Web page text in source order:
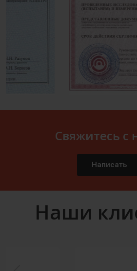
Свяжитесь с
Написать
Наши